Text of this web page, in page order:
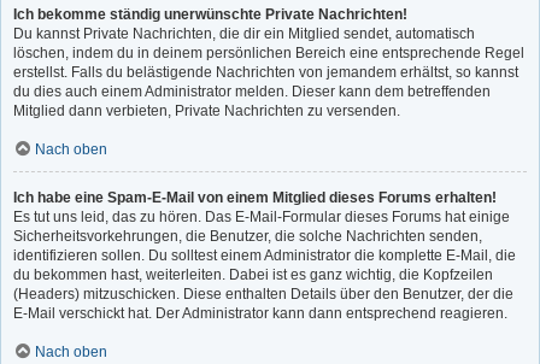
Ich bekomme ständig unerwünschte Private Nachrichten!
Du kannst Private Nachrichten, die dir ein Mitglied sendet, automatisch
löschen, indem du in deinem persönlichen Bereich eine entsprechende Regel
erstellst. Falls du belästigende Nachrichten von jemandem erhältst, so kannst
du dies auch einem Administrator melden. Dieser kann dem betreffenden
Mitglied dann verbieten, Private Nachrichten zu versenden.
Nach oben
Ich habe eine Spam-E-Mail von einem Mitglied dieses Forums erhalten!
Es tut uns leid, das zu hören. Das E-Mail-Formular dieses Forums hat einige
Sicherheitsvorkehrungen, die Benutzer, die solche Nachrichten senden,
identifizieren sollen. Du solltest einem Administrator die komplette E-Mail, die
du bekommen hast, weiterleiten. Dabei ist es ganz wichtig, die Kopfzeilen
(Headers) mitzuschicken. Diese enthalten Details über den Benutzer, der die
E-Mail verschickt hat. Der Administrator kann dann entsprechend reagieren.
Nach oben